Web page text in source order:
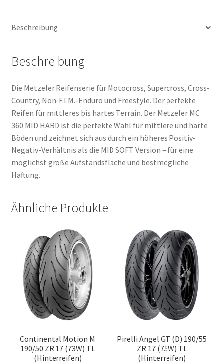
TT
Menge
Beschreibung
Beschreibung
Die Metzeler Reifenserie für Motocross, Supercross, Cross-
Country, Non-F.I.M.-Enduro und Freestyle. Der perfekte
Reifen für mittleres bis hartes Terrain. Der Metzeler MC
360 MID HARD ist die perfekte Wahl für mittlere und harte
Böden und zeichnet sich aus durch ein höheres Positiv-
Negativ-Verhältnis als die MID SOFT Version – für eine
möglichst große Aufstandsfläche und bestmögliche
Haftung.
Ähnliche Produkte
Continental Motion M
190/50 ZR 17 (73W) TL
(Hinterreifen)
Pirelli Angel GT (D) 190/55
ZR 17 (75W) TL
(Hinterreifen)